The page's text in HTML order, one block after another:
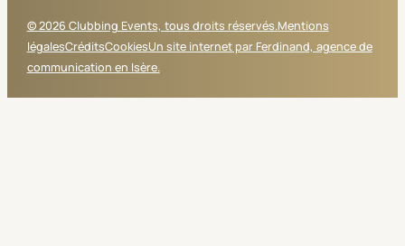
© 2026 Clubbing Events, tous droits réservés.Mentions
légalesCréditsCookiesUn site internet par Ferdinand, agence de
communication en Isère.